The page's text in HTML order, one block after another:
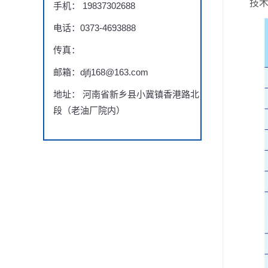
手机： 19837302688
电话：0373-4693888
传真：
邮箱：djfj168@163.com
地址： 河南省新乡县小冀镇香港路北
段（老油厂院内）
技术